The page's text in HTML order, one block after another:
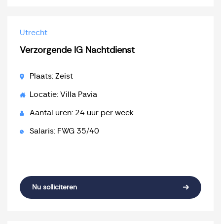
Utrecht
Verzorgende IG Nachtdienst
Plaats: Zeist
Locatie: Villa Pavia
Aantal uren: 24 uur per week
Salaris: FWG 35/40
Nu solliciteren